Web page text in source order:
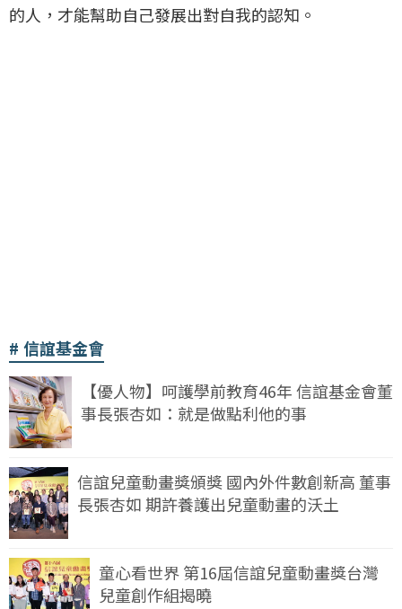
的人，才能幫助自己發展出對自我的認知。
信誼基金會
【優人物】呵護學前教育46年 信誼基金會董
事長張杏如：就是做點利他的事
信誼兒童動畫獎頒獎 國內外件數創新高 董事
長張杏如 期許養護出兒童動畫的沃土
童心看世界 第16屆信誼兒童動畫獎台灣
兒童創作組揭曉